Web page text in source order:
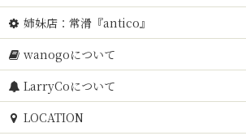
姉妹店：常滑『antico』
wanogoについて
LarryCoについて
LOCATION